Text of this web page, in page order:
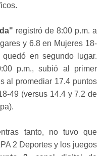
registró de 8:00 p.m. a
y 6.8 en Mujeres 18-
en segundo lugar.
p.m., subió al primer
al promediar 17.4 puntos
49 (versus 14.4 y 7.2 de
tanto, no tuvo que
2 Deportes y los juegos